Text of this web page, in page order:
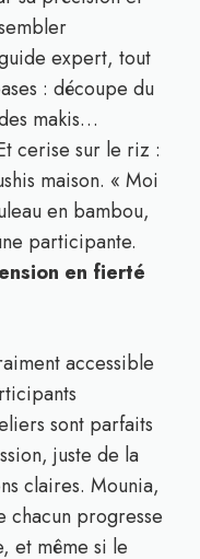
expert, tout
: découpe du
makis…
cerise sur le riz :
maison. « Moi
en bambou,
participante.
en fierté
accessible
sont parfaits
juste de la
claires. Mounia,
chacun progresse
et même si le